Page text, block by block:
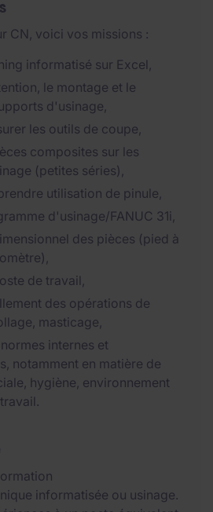
CN, voici vos missions :
informatisé sur Excel,
le montage et le
d'usinage,
les outils de coupe,
composites sur les
(petites séries),
utilisation de pinule,
d'usinage/FANUC 31i,
des pièces (pied à
de travail,
des opérations de
masticage,
internes et
notamment en matière de
hygiène, environnement
informatisée ou usinage.